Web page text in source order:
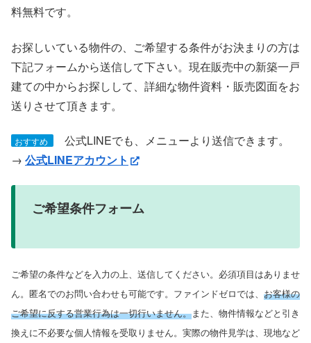
料無料です。
お探しいている物件の、ご希望する条件がお決まりの方は
下記フォームから送信して下さい。現在販売中の新築一戸
建ての中からお探しして、詳細な物件資料・販売図面をお
送りさせて頂きます。
おすすめ
公式LINEでも、メニューより送信できます。
→ 公式LINEアカウント
ご希望条件フォーム
ご希望の条件などを入力の上、送信してください。必須項目はありませ
ん。匿名でのお問い合わせも可能です。ファインドゼロでは、 お客様の
ご希望に反する営業行為は一切行いません。また、物件情報などと引き
換えに不必要な個人情報を受取りません。実際の物件見学は、現地など